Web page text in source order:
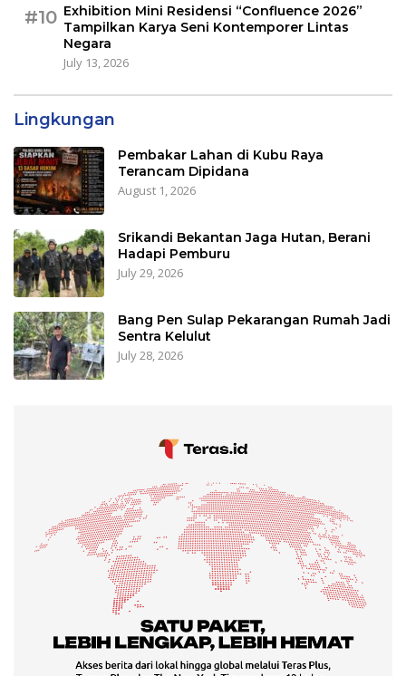
#10 Exhibition Mini Residensi “Confluence 2026”
Tampilkan Karya Seni Kontemporer Lintas
Negara
July 13, 2026
Lingkungan
Pembakar Lahan di Kubu Raya
Terancam Dipidana
August 1, 2026
Srikandi Bekantan Jaga Hutan, Berani
Hadapi Pemburu
July 29, 2026
Bang Pen Sulap Pekarangan Rumah Jadi
Sentra Kelulut
July 28, 2026